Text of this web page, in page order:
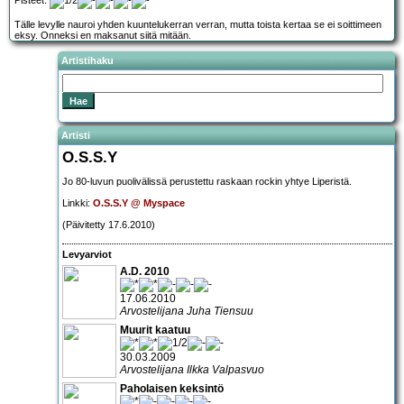
Tälle levylle nauroi yhden kuuntelukerran verran, mutta toista kertaa se ei soittimeen
eksy. Onneksi en maksanut siitä mitään.
Artistihaku
Artisti
O.S.S.Y
Jo 80-luvun puolivälissä perustettu raskaan rockin yhtye Liperistä.
Linkki: O.S.S.Y @ Myspace
(Päivitetty 17.6.2010)
Levyarviot
A.D. 2010
17.06.2010
Arvostelijana Juha Tiensuu
Muurit kaatuu
30.03.2009
Arvostelijana Ilkka Valpasvuo
Paholaisen keksintö